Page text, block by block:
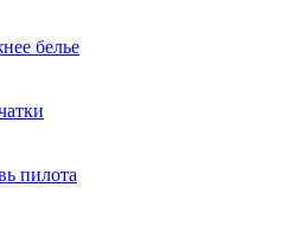
белье
пилота